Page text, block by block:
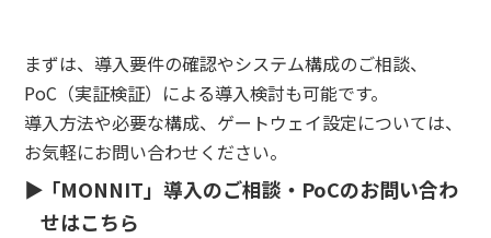
まずは、導入要件の確認やシステム構成のご相談、
PoC（実証検証）による導入検討も可能です。
導入方法や必要な構成、ゲートウェイ設定については、
お気軽にお問い合わせください。
「MONNIT」導入のご相談・PoCのお問い合わ
せはこちら